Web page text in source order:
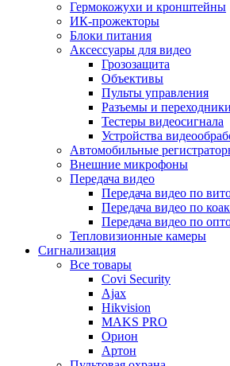
Гермокожухи и кронштейны
ИК-прожекторы
Блоки питания
Аксессуары для видео
Грозозащита
Объективы
Пульты управления
Разъемы и переходники
Тестеры видеосигнала
Устройства
Автомобильные
Внешние микрофоны
Передача видео
Передача видео по
Передача видео по
Передача видео по
Тепловизионные камеры
Сигнализация
Все товары
Covi Security
Ajax
Hikvision
MAKS PRO
Орион
Артон